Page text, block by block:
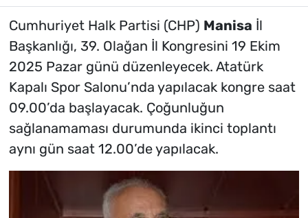
Cumhuriyet Halk Partisi (CHP) Manisa İl
Başkanlığı, 39. Olağan İl Kongresini 19 Ekim
2025 Pazar günü düzenleyecek. Atatürk
Kapalı Spor Salonu’nda yapılacak kongre saat
09.00’da başlayacak. Çoğunluğun
sağlanamaması durumunda ikinci toplantı
aynı gün saat 12.00’de yapılacak.